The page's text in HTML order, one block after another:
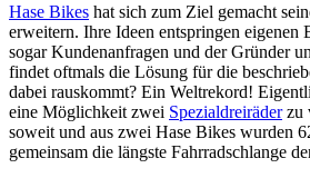
Hase Bikes hat sich zum Ziel gemacht
erweitern. Ihre Ideen entspringen eigenen
sogar Kundenanfragen und der Gründer
findet oftmals die Lösung für die
dabei rauskommt? Ein Weltrekord!
eine Möglichkeit zwei Spezialdreiräderzu
soweit und aus zwei Hase Bikes wurden
gemeinsam die längste Fahrradschlange